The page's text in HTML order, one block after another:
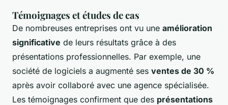
Témoignages et études de cas
De nombreuses entreprises ont vu une amélioration
significative de leurs résultats grâce à des
présentations professionnelles. Par exemple, une
société de logiciels a augmenté ses ventes de 30 %
après avoir collaboré avec une agence spécialisée.
Les témoignages confirment que des présentations